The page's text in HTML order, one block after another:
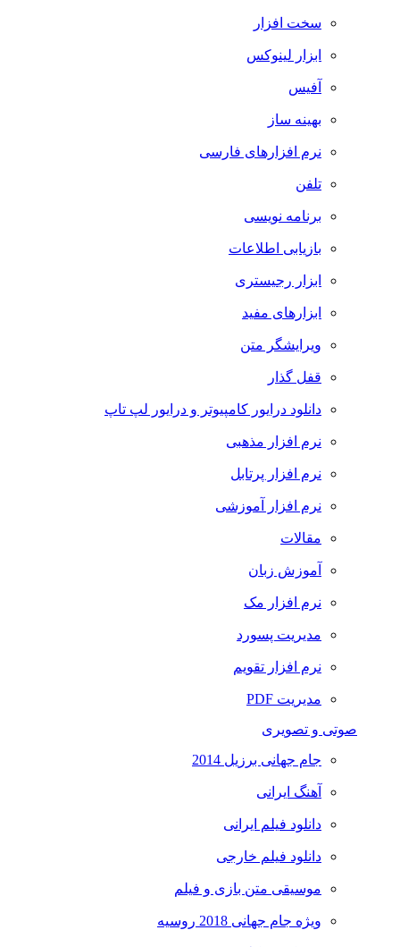
سخت افزار
ابزار لینوکس
آفیس
بهینه ساز
نرم افزارهای فارسی
تلفن
برنامه نویسی
بازیابی اطلاعات
ابزار رجیستری
ابزارهای مفید
ویرایشگر متن
قفل گذار
دانلود درایور کامپیوتر و درایور لپ تاپ
نرم افزار مذهبی
نرم افزار پرتابل
نرم افزار آموزشی
مقالات
آموزش زبان
نرم افزار مک
مدیریت پسورد
نرم افزار تقویم
مدیریت PDF
صوتی و تصویری
جام جهانی برزیل 2014
آهنگ ایرانی
دانلود فیلم ایرانی
دانلود فیلم خارجی
موسیقی متن بازی و فیلم
ویژه جام جهانی 2018 روسیه